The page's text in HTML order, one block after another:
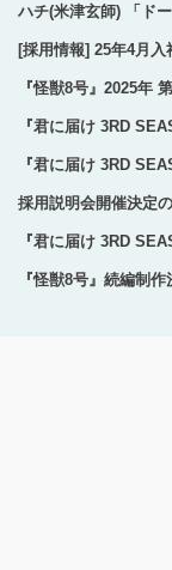
ハチ(米津玄師) 「ド
[採用情報] 25年4月入
『怪獣8号』2025年
『君に届け 3RD
『君に届け 3RD
採用説明会開催決定
『君に届け 3RD
『怪獣8号』続編制作